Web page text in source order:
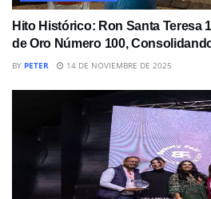
Hito Histórico: Ron Santa Teresa
de Oro Número 100,
BY PETER 14 DE NOVIEMBRE DE 2025